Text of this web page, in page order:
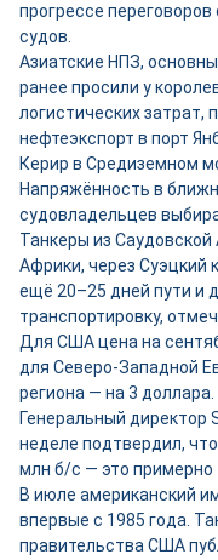
прогрессе
судов.
Азиатские НПЗ,
ранее просили у
логистических затрат,
нефтеэкспорт в порт
Керир в Средиземном
Напряжённость в
судовладельцев
Танкеры из
Африки, через
ещё 20–25 дней пути и
транспортировку,
Для США цена на
для Северо-Западной
региона — на 3 доллара.
Генеральный директор
неделе подтвердил,
млн б/с — это примерно
В июле американский
впервые с 1985 года.
правительства США